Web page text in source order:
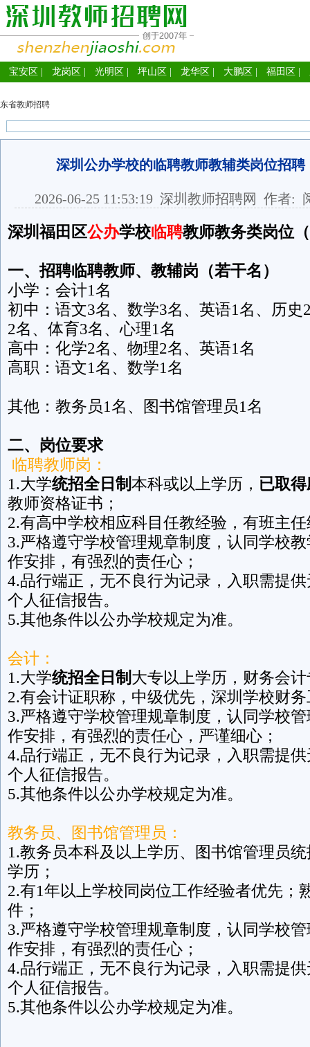
宝安区 龙岗区 光明区 坪山区 龙华区 大鹏区 福田区
东省教师招聘
深圳公办学校的临聘教师教辅类岗位招聘
2026-06-25 11:53:19 深圳教师招聘网 作者:
深圳福田区公办学校临聘教师教务类岗位
一、招聘临聘教师、教辅岗（若干名）
小学：会计1名
初中：语文3名、数学3名、英语1名、历史
2名、体育3名、心理1名
高中：化学2名、物理2名、英语1名
高职：语文1名、数学1名
其他：教务员1名、图书馆管理员1名
二、岗位要求
临聘教师岗：
1.大学统招全日制本科或以上学历， 已取
教师资格证书；
2.有高中学校相应科目任教经验，有班主
3.严格遵守学校管理规章制度，认同学校
作安排，有强烈的责任心；
4.品行端正，无不良行为记录，入职需提
个人征信报告。
5.其他条件以公办学校规定为准。
会计：
1.大学统招全日制 大专以上学历，财务会
2.有会计证职称，中级优先，深圳学校财
3.严格遵守学校管理规章制度，认同学校
作安排，有强烈的责任心，严谨细心；
4.品行端正，无不良行为记录，入职需提
个人征信报告。
5.其他条件以公办学校规定为准。
教务员、图书馆管理员：
1.教务员本科及以上学历、图书馆管理员
学历；
2.有1年以上学校同岗位工作经验者优先；
件；
3.严格遵守学校管理规章制度，认同学校
作安排，有强烈的责任心；
4.品行端正，无不良行为记录，入职需提
个人征信报告。
5.其他条件以公办学校规定为准。